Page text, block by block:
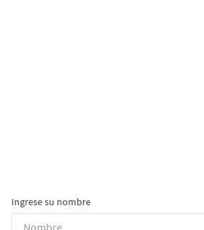
Ingrese su nombre